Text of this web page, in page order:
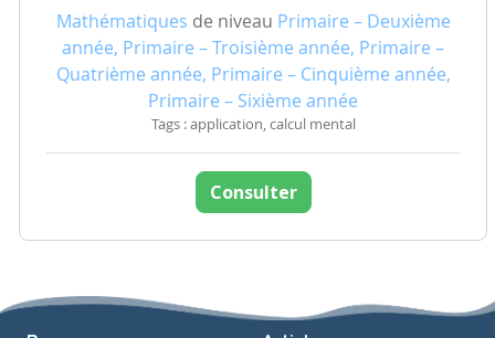
Mathématiques de niveau Primaire – Deuxième
année, Primaire – Troisième année, Primaire –
Quatrième année, Primaire – Cinquième année,
Primaire – Sixième année
Tags : application, calcul mental
Consulter